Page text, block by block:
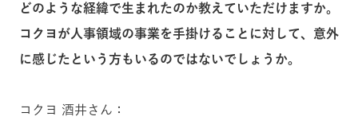
どのような経緯で生まれたのか教えていただけますか。
コクヨが人事領域の事業を手掛けることに対して、意外
に感じたという方もいるのではないでしょうか。
コクヨ 酒井さん：